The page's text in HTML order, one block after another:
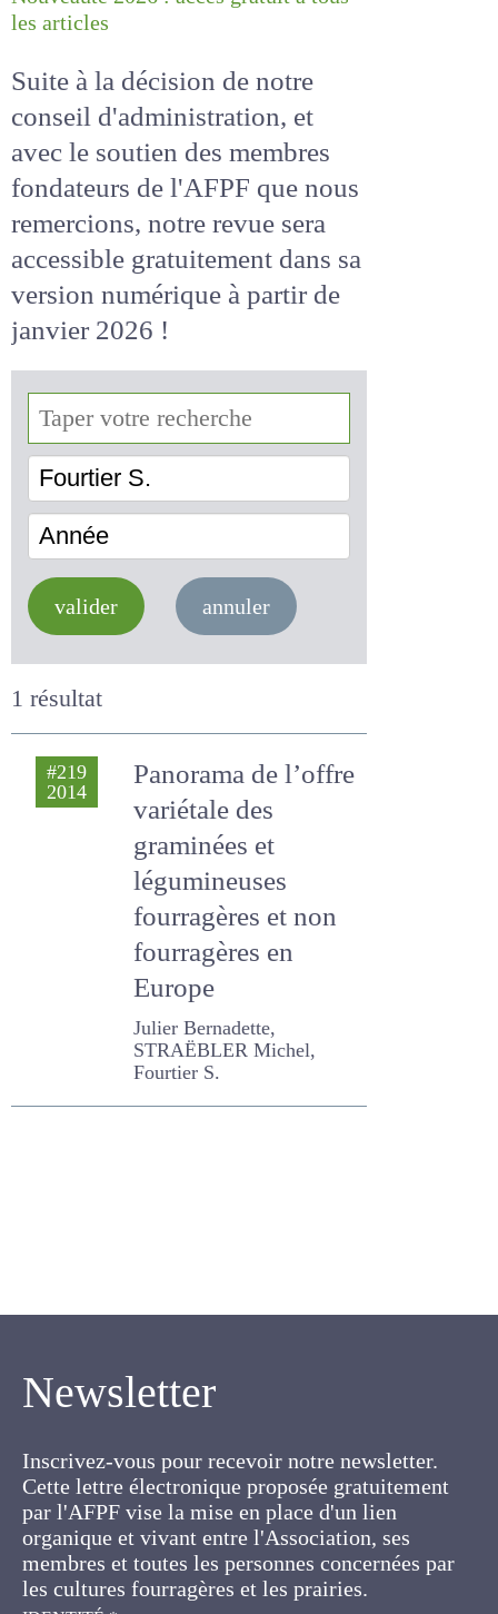
Nouveauté 2026 : accès gratuit à
Suite à la décision de notre
conseil d'administration, et
avec le soutien des membres
fondateurs de l'AFPF que nous
remercions, notre revue sera
accessiblegratuitementdans
sa version numérique
de janvier 2026 !
Fourtier S.
valider annuler
1 résultat
#219
Panorama de
l’offre variétale des
graminées et
légumineuses
fourragères et non
fourragères en
Europe
Julier Bernadette,
STRAËBLER Michel, Fourtier
S.
Newsletter
Cette lettre électronique proposée
gratuitement par l'AFPF vise la mise en place
d'un lien organique et vivant entre l'Association,
ses membres et toutes les personnes
concernées par les cultures fourragères et les
prairies.